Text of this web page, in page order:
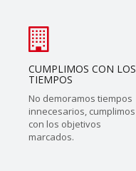
CUMPLIMOS CON LOS
TIEMPOS
No demoramos tiempos
innecesarios, cumplimos
con los objetivos
marcados.